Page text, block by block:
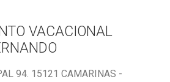
VACACIONAL
94. 15121 CAMARINAS -